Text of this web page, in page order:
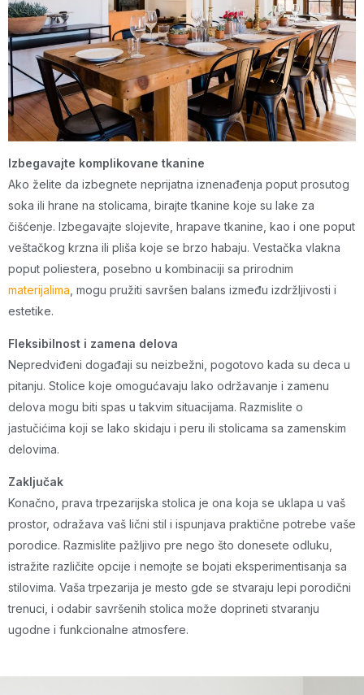
Izbegavajte komplikovane tkanine
Ako želite da izbegnete neprijatna iznenađenja poput prosutog
soka ili hrane na stolicama, birajte tkanine koje su lake za
čišćenje. Izbegavajte slojevite, hrapave tkanine, kao i one poput
veštačkog krzna ili pliša koje se brzo habaju. Vestačka vlakna
poput poliestera, posebno u kombinaciji sa prirodnim
materijalima , mogu pružiti savršen balans između izdržljivosti i
estetike.
Fleksibilnost i zamena delova
Nepredviđeni događaji su neizbežni, pogotovo kada su deca u
pitanju. Stolice koje omogućavaju lako održavanje i zamenu
delova mogu biti spas u takvim situacijama. Razmislite o
jastučićima koji se lako skidaju i peru ili stolicama sa zamenskim
delovima.
Zaključak
Konačno, prava trpezarijska stolica je ona koja se uklapa u vaš
prostor, odražava vaš lični stil i ispunjava praktične potrebe vaše
porodice. Razmislite pažljivo pre nego što donesete odluku,
istražite različite opcije i nemojte se bojati eksperimentisanja sa
stilovima. Vaša trpezarija je mesto gde se stvaraju lepi porodični
trenuci, i odabir savršenih stolica može doprineti stvaranju
ugodne i funkcionalne atmosfere.